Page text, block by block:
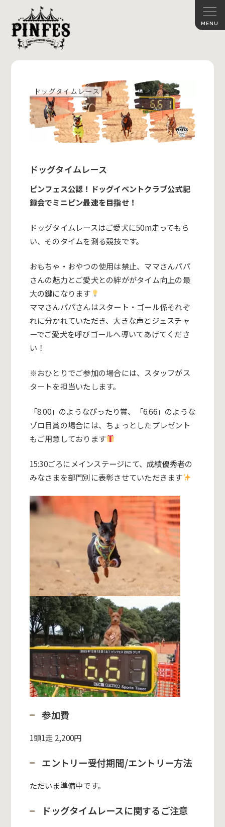
ドッグタイムレース
ピンフェス公認！ドッグイベントクラブ公式記
録会でミニピン最速を目指せ！
ドッグタイムレースはご愛犬に50m走ってもら
い、そのタイムを測る競技です。
おもちゃ・おやつの使用は禁止、ママさんパパ
さんの魅力とご愛犬との絆ががタイム向上の最
大の鍵になります
ママさんパパさんはスタート・ゴール係それぞ
れに分かれていただき、大きな声とジェスチャ
ーでご愛犬を呼びゴールへ導いてあげてくださ
い！
※おひとりでご参加の場合には、スタッフがス
タートを担当いたします。
「8.00」のようなぴったり賞、「6.66」のような
ゾロ目賞の場合には、ちょっとしたプレゼント
もご用意しております
15:30ごろにメインステージにて、成績優秀者の
みなさまを部門別に表彰させていただきます
参加費
1頭1走 2,200円
エントリー受付期間/エントリー方法
ただいま準備中です。
ドッグタイムレースに関するご注意